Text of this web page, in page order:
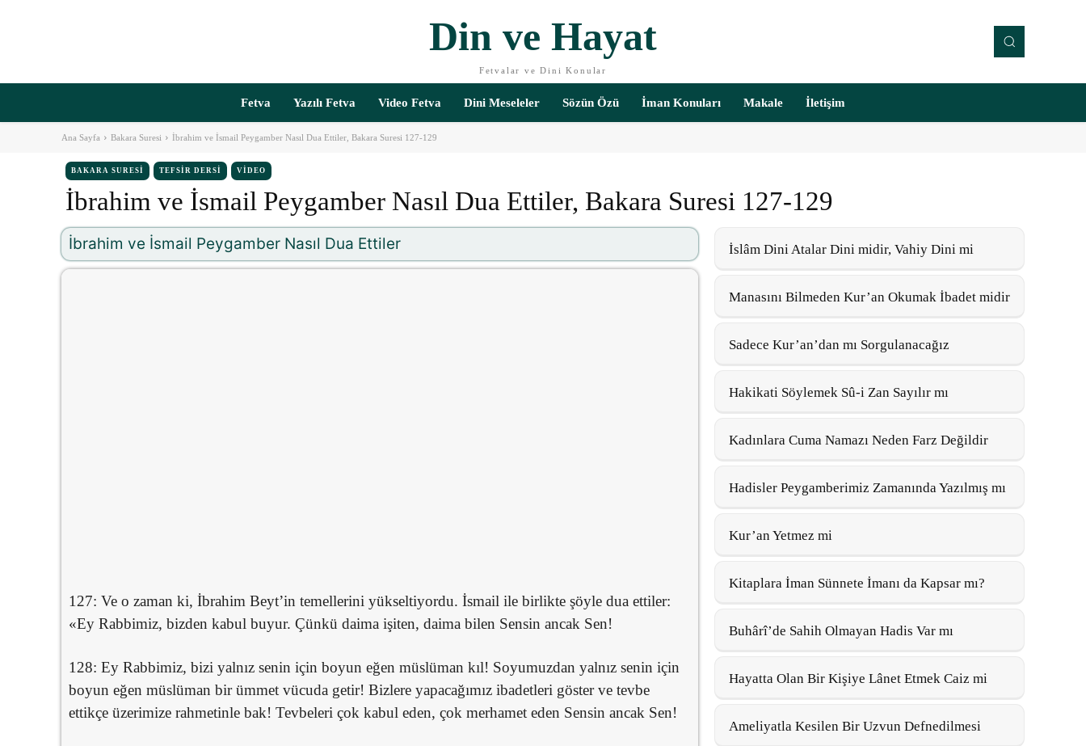
Din ve Hayat
Fetvalar ve Dini Konular
Fetva Yazılı Fetva Video Fetva Dini Meseleler Sözün Özü İman Konuları Makale İletişim
Ana Sayfa Bakara Suresi İbrahim ve İsmail Peygamber Nasıl Dua Ettiler, Bakara Suresi 127-129
BAKARA SURESI TEFSIR DERSI VIDEO
İbrahim ve İsmail Peygamber Nasıl Dua Ettiler, Bakara Suresi 127-129
İbrahim ve İsmail Peygamber Nasıl Dua Ettiler
127: Ve o zaman ki, İbrahim Beyt’in temellerini yükseltiyordu. İsmail ile birlikte şöyle dua ettiler:
«Ey Rabbimiz, bizden kabul buyur. Çünkü daima işiten, daima bilen Sensin ancak Sen!
128: Ey Rabbimiz, bizi yalnız senin için boyun eğen müslüman kıl! Soyumuzdan yalnız senin için
boyun eğen müslüman bir ümmet vücuda getir! Bizlere yapacağımız ibadetleri göster ve tevbe
ettikçe üzerimize rahmetinle bak! Tevbeleri çok kabul eden, çok merhamet eden Sensin ancak Sen!
İslâm Dini Atalar Dini midir, Vahiy Dini mi
Manasını Bilmeden Kur’an Okumak İbadet midir
Sadece Kur’an’dan mı Sorgulanacağız
Hakikati Söylemek Sû-i Zan Sayılır mı
Kadınlara Cuma Namazı Neden Farz Değildir
Hadisler Peygamberimiz Zamanında Yazılmış mı
Kur’an Yetmez mi
Kitaplara İman Sünnete İmanı da Kapsar mı?
Buhârî’de Sahih Olmayan Hadis Var mı
Hayatta Olan Bir Kişiye Lânet Etmek Caiz mi
Ameliyatla Kesilen Bir Uzvun Defnedilmesi